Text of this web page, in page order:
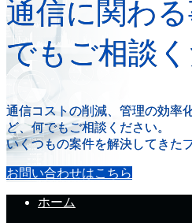
通信に関わ
でもご相談
通信コストの削減、管理の効率
ど、何でもご相談ください。
いくつもの案件を解決してきた
お問い合わせはこちら
ホーム